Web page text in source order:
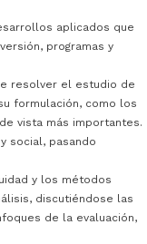
aplicados que
programas y
resolver el estudio de
formulación, como los
vista más importantes.
social, pasando
y los métodos
discutiéndose las
de la evaluación,